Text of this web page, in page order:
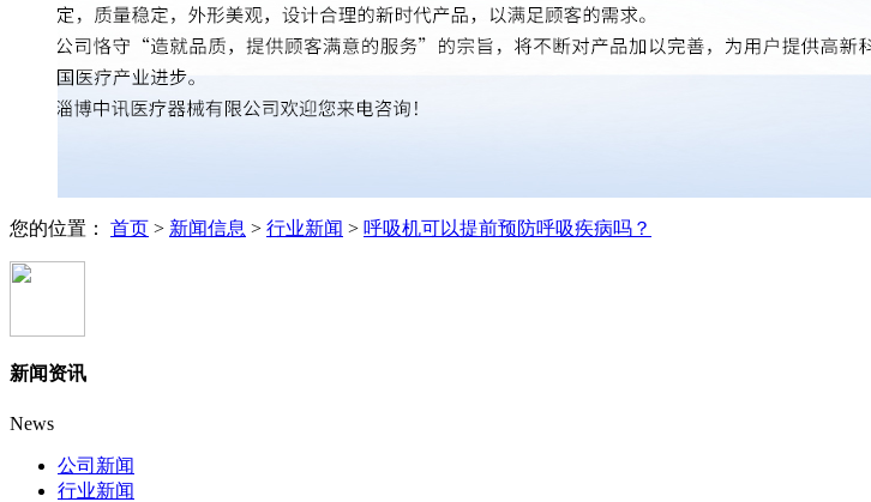
您的位置： 首页 > 新闻信息 > 行业新闻 > 呼吸机可以提前预防呼吸疾病吗？
新闻资讯
News
公司新闻
行业新闻